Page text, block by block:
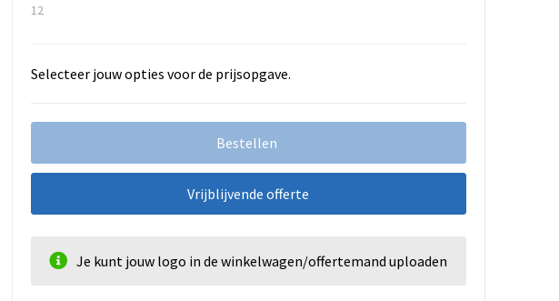
12
Selecteer jouw opties voor de prijsopgave.
Bestellen
Vrijblijvende offerte
Je kunt jouw logo in de winkelwagen/offertemand uploaden